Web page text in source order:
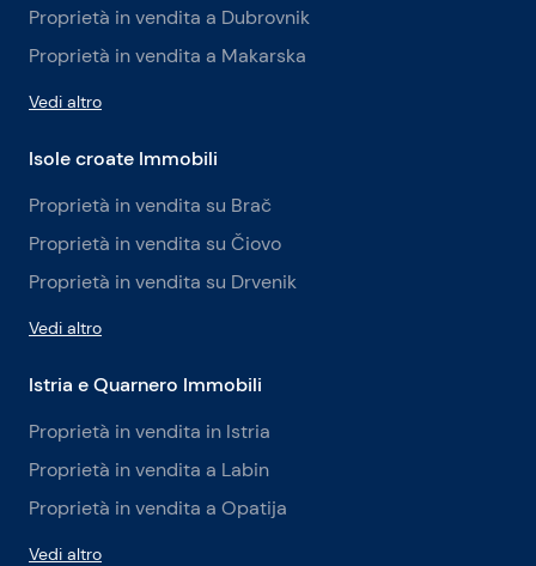
Proprietà in vendita a Dubrovnik
Proprietà in vendita a Makarska
Vedi altro
Isole croate Immobili
Proprietà in vendita su Brač
Proprietà in vendita su Čiovo
Proprietà in vendita su Drvenik
Vedi altro
Istria e Quarnero Immobili
Proprietà in vendita in Istria
Proprietà in vendita a Labin
Proprietà in vendita a Opatija
Vedi altro